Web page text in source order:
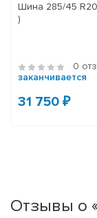
Шина 285/45 R20
)
0
заканчивается
31 750 ₽
Отзывы о